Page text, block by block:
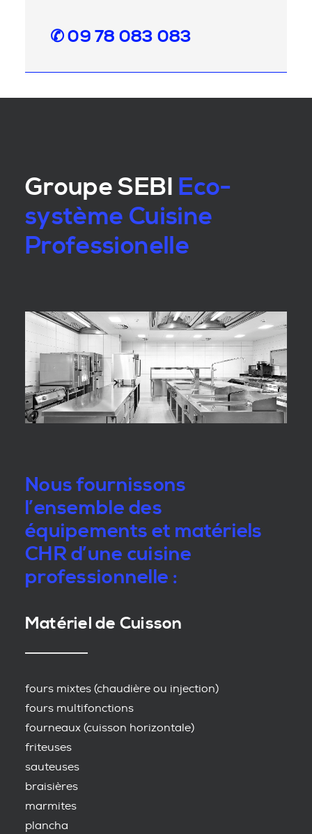
✆ 09 78 083 083
Groupe SEBI Eco-
système Cuisine
Professionelle
Nous fournissons
l’ensemble des
équipements et matériels
CHR d’une cuisine
professionnelle :
Matériel de Cuisson
fours mixtes (chaudière ou injection)
fours multifonctions
fourneaux (cuisson horizontale)
friteuses
sauteuses
braisières
marmites
plancha